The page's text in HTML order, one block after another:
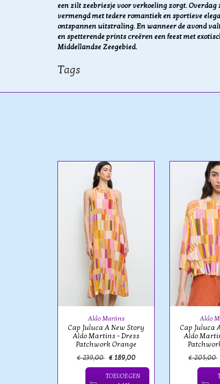
een zilt zeebriesje voor verkoeling zorgt.
vermengd met tedere romantiek en sportieve
ontspannen uitstraling. En wanneer de avond
en spetterende prints creëren een feest met
Middellandse Zeegebied.
Tags
Aldo Martins
Cap Juluca A New Story
Aldo Martins - Dress
Patchwork Orange
€ 239,00 € 189,00
TOEVOEGEN
Aldo
Cap Juluca
Aldo
€ 205,00